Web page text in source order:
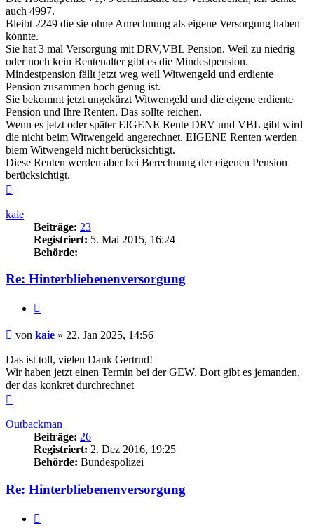
auch 4997.
Bleibt 2249 die sie ohne Anrechnung als eigene Versorgung haben
könnte.
Sie hat 3 mal Versorgung mit DRV,VBL Pension. Weil zu niedrig
oder noch kein Rentenalter gibt es die Mindestpension.
Mindestpension fällt jetzt weg weil Witwengeld und erdiente
Pension zusammen hoch genug ist.
Sie bekommt jetzt ungekürzt Witwengeld und die eigene erdiente
Pension und Ihre Renten. Das sollte reichen.
Wenn es jetzt oder später EIGENE Rente DRV und VBL gibt wird
die nicht beim Witwengeld angerechnet. EIGENE Renten werden
biem Witwengeld nicht berücksichtigt.
Diese Renten werden aber bei Berechnung der eigenen Pension
berücksichtigt.
kaie
Beiträge: 23
Registriert: 5. Mai 2015, 16:24
Behörde:
Re: Hinterbliebenenversorgung
Beitrag
von kaie » 22. Jan 2025, 14:56
Das ist toll, vielen Dank Gertrud!
Wir haben jetzt einen Termin bei der GEW. Dort gibt es jemanden,
der das konkret durchrechnet
Outbackman
Beiträge: 26
Registriert: 2. Dez 2016, 19:25
Behörde: Bundespolizei
Re: Hinterbliebenenversorgung